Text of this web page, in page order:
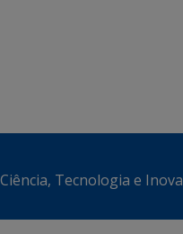
Tecnologia e